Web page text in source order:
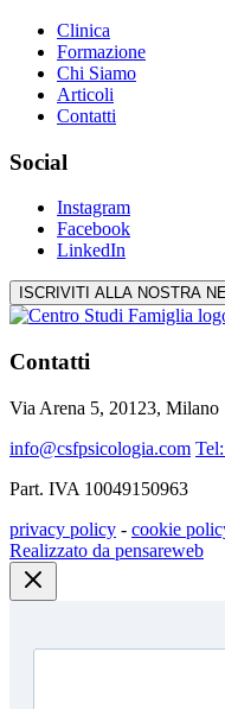
Clinica
Formazione
Chi Siamo
Articoli
Contatti
Social
Instagram
Facebook
LinkedIn
ISCRIVITI ALLA NOSTRA
Contatti
Via Arena 5, 20123, Milano
info@csfpsicologia.com
Part. IVA 10049150963
privacy policy - cookie
Realizzato da pensareweb